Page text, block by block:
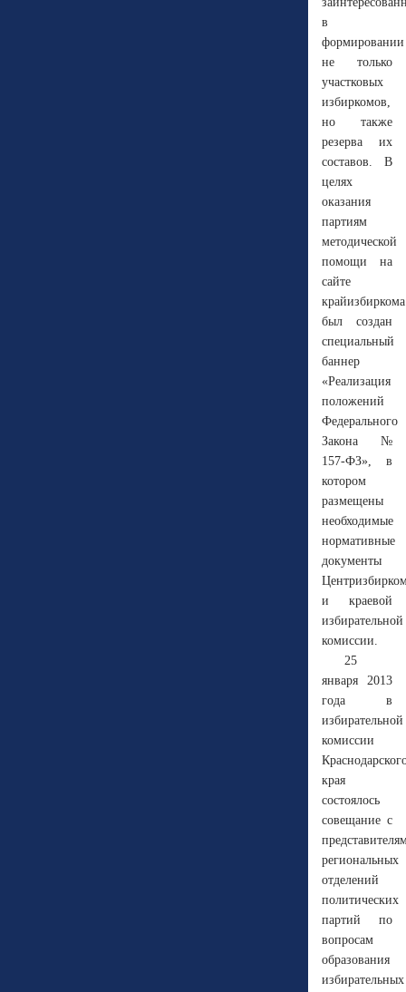
в
не только
участковых
избиркомов,
но также
резерва их
составов. В
целях
оказания
партиям
методической
помощи на
сайте
крайизбиркома
был создан
специальный
баннер
«Реализация
положений
Федерального
Закона №
157-ФЗ», в
котором
размещены
необходимые
нормативные
документы
и краевой
избирательной
комиссии.
25
января 2013
года в
избирательной
комиссии
края
состоялось
совещание с
региональных
отделений
политических
партий по
вопросам
образования
избирательных